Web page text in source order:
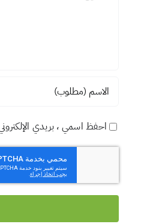
احفظ اسمي ، بريدي